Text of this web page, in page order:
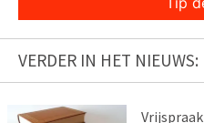
VERDER IN HET NIEUWS: